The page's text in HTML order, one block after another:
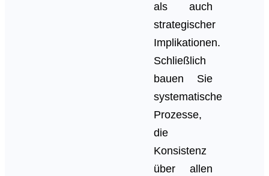
als auch
strategischer
Implikationen.
Schließlich
bauen Sie
systematische
Prozesse,
die
Konsistenz
über allen